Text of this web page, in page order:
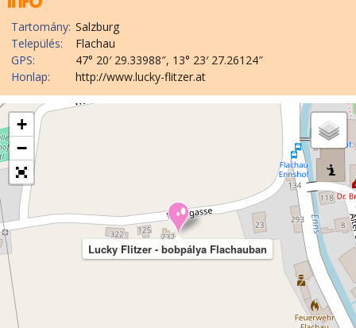
Tartomány: Salzburg
Település:
Flachau
GPS:
47° 20′ 29.33988″, 13° 23′ 27.26124″
Honlap:
http://www.lucky-flitzer.at
Lucky Flitzer - bobpálya Flachauban
+
−